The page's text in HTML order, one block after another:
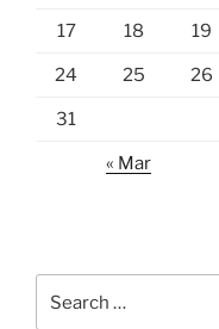
17 18 19
24 25 26
31
« Mar
for: